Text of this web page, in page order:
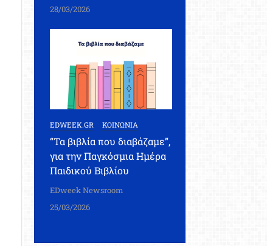
28/03/2026
EDWEEK.GR ΚΟΙΝΩΝΙΑ
“Τα βιβλία που διαβάζαμε”,
για την Παγκόσμια Ημέρα
Παιδικού Βιβλίου
EDweek Newsroom
25/03/2026